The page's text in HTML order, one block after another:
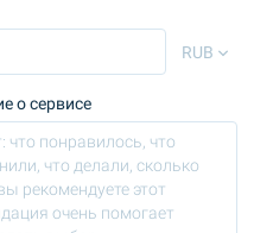
RUB
о сервисе